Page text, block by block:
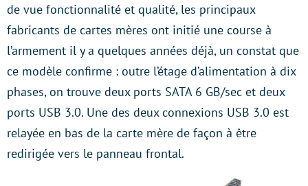
de vue fonctionnalité et qualité, les principaux
fabricants de cartes mères ont initié une course à
l’armement il y a quelques années déjà, un constat que
ce modèle confirme : outre l’étage d’alimentation à dix
phases, on trouve deux ports SATA 6 GB/sec et deux
ports USB 3.0. Une des deux connexions USB 3.0 est
relayée en bas de la carte mère de façon à être
redirigée vers le panneau frontal.